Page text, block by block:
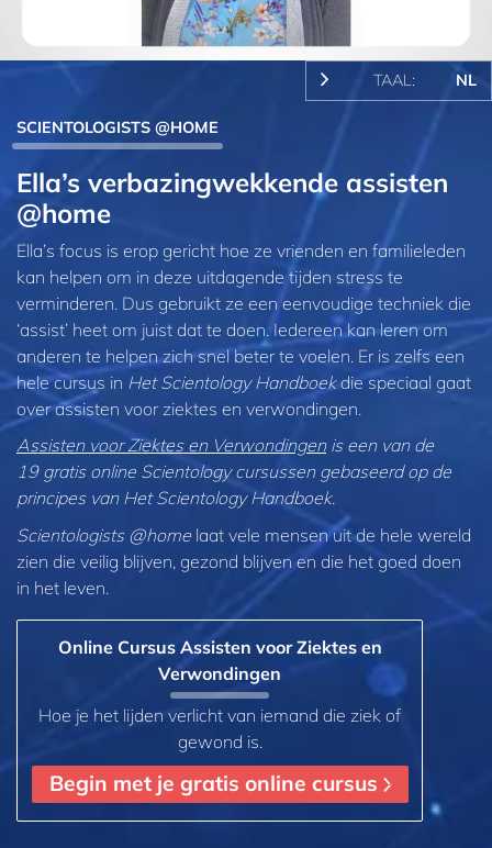
Video
TAAL: NL
SCIENTOLOGISTS @HOME
Ella’s verbazingwekkende assisten
@home
Ella’s focus is erop gericht hoe ze vrienden en familieleden
kan helpen om in deze uitdagende tijden stress te
verminderen. Dus gebruikt ze een eenvoudige techniek die
‘assist’ heet om juist dat te doen. Iedereen kan leren om
anderen te helpen zich snel beter te voelen. Er is zelfs een
hele cursus in Het Scientology Handboekdie speciaal gaat
over assisten voor ziektes en verwondingen.
Assisten voor Ziektes en Verwondingenis een van de
19 gratis online Scientology cursussen gebaseerd op de
principes van Het Scientology Handboek.
Scientologists @homelaat vele mensen uit de hele wereld
zien die veilig blijven, gezond blijven en die het goed doen
in het leven.
Online Cursus Assisten voor Ziektes en
Verwondingen
Hoe je het lijden verlicht van iemand die ziek of
gewond is.
Begin met je gratis online cursus